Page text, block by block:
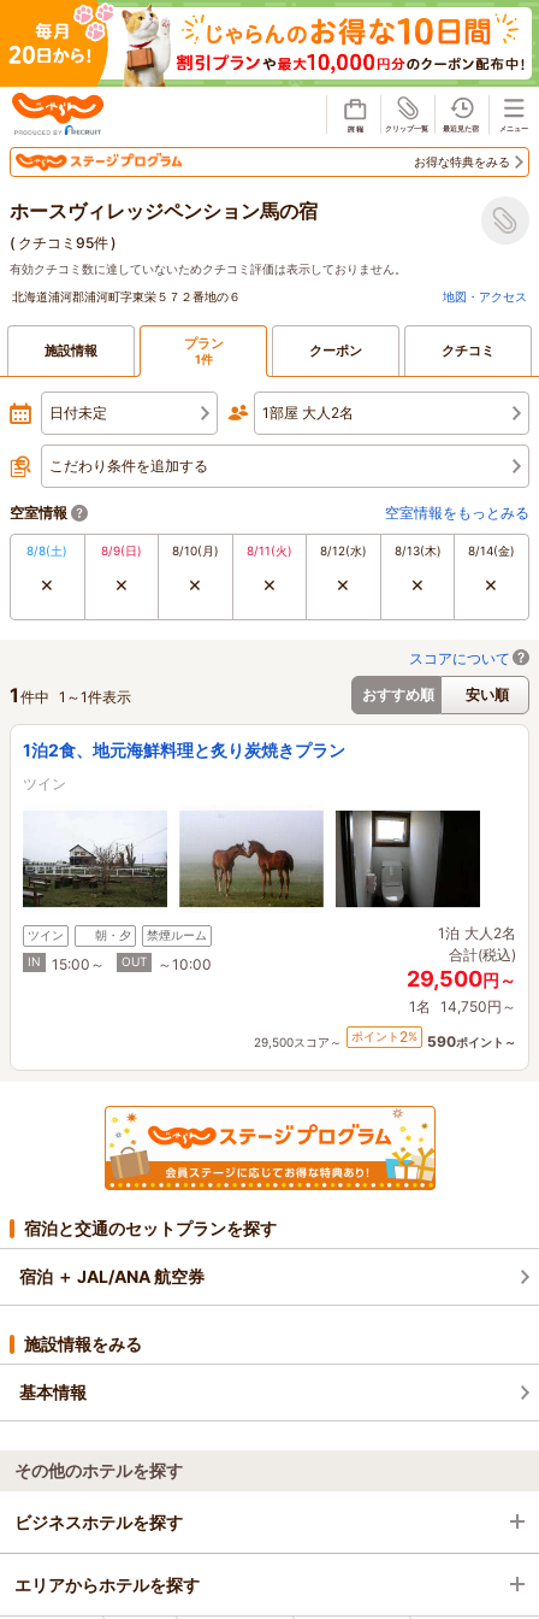
お得な特典をみる
ホースヴィレッジペンション馬の宿
( クチコミ95件)
有効クチコミ数に達していないためクチコミ評価は表示しておりません。
北海道浦河郡浦河町字東栄５７２番地の６
地図・アクセス
施設情報 プラン
1件 クーポン クチコミ
日付未定 1部屋 大人2名
こだわり条件を追加する
空室情報 空室情報をもっとみる
8/8(土)
×
8/9(日)
×
8/10(月)
×
8/11(火)
×
8/12(水)
×
8/13(木)
×
8/14(金)
×
スコアについて
おすすめ順
安い順
1 件中 1 ～1件表示
1泊2食、地元海鮮料理と炙り炭焼きプラン
ツイン
ツイン 朝・夕
禁煙ルーム
IN
15:00～ OUT ～10:00
1泊 大人2名
合計(税込)
29,500円～
1名 14,750円～
29,500スコア～ ポイント 2% 590ポイント～
宿泊と交通のセットプランを探す
宿泊 ＋ JAL/ANA 航空券
施設情報をみる
基本情報
その他のホテルを探す
ビジネスホテルを探す
北海道
エリアからホテルを探す